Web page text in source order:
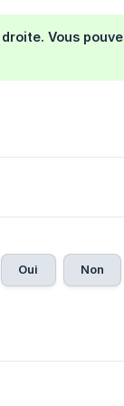
Vous
Oui Non